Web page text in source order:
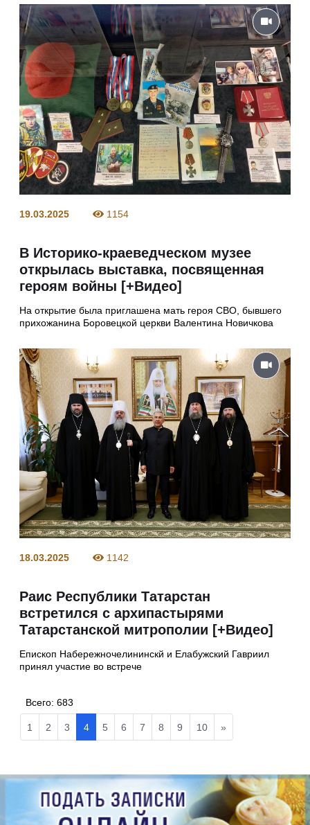
19.03.2025 1154
В Историко-краеведческом музее
открылась выставка, посвященная
героям войны [+Видео]
На открытие была приглашена мать героя СВО, бывшего
прихожанина Боровецкой церкви Валентина Новичкова
18.03.2025 1142
Раис Республики Татарстан
встретился с архипастырями
Татарстанской митрополии [+Видео]
Епископ Набережночелининскй и Елабужский Гавриил
принял участие во встрече
Всего:683
1 2 3 4 5 6 7 8 9 10 »